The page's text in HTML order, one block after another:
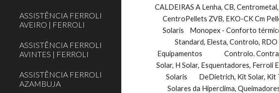
ASSISTÊNCIA FERROLI
AVEIRO | FERROLI
ASSISTÊNCIA FERROLI
AVINTES | FERROLI
ASSISTÊNCIA FERROLI
AZAMBUJA
CALDEIRAS A Lenha, CB,
CentroPellets ZVB, EKO-CK Cm
Solaris    Monopex - Conforto
Standard, Elesta, Controlo,
Equipamentos               Controlo.
Solar, H Solar, Esquentadores, Ferroli
Solaris        DeDietrich, Kit Solar, Kit
Solares da Hiperclima,